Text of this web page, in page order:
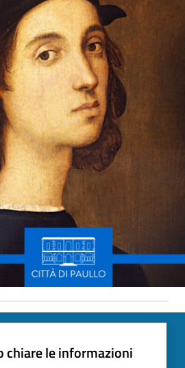
chiare le informazioni